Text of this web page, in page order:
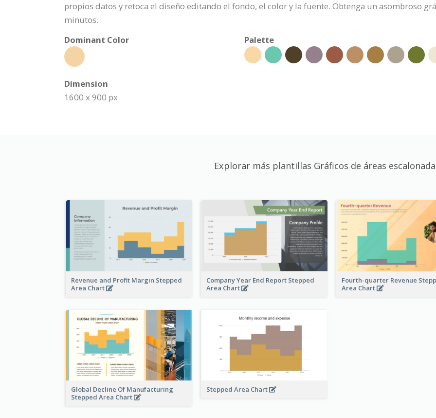
propios datos y retoca el diseño editando el fondo, el color y la fuente. Obtenga un asombroso
minutos.
Dominant Color
Palette
Dimension
1600 x 900 px
Explorar más plantillas Gráficos de áreas
Revenue and Profit Margin Stepped
Area Chart
Company Year End Report Stepped
Area Chart
Fourth-quarter Revenue
Area Chart
Global Decline Of Manufacturing
Stepped Area Chart
Stepped Area Chart